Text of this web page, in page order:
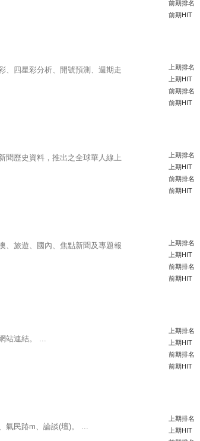
前期排名
前期HIT
、四星彩分析、開號預測、週期走
上期排名
上期HIT
前期排名
前期HIT
聞歷史資料，推出之全球華人線上
上期排名
上期HIT
前期排名
前期HIT
、旅遊、國內、焦點新聞及專題報
上期排名
上期HIT
前期排名
前期HIT
站連結。 ...
上期排名
上期HIT
前期排名
前期HIT
氣民踳m、論談(壇)。 ...
上期排名
上期HIT